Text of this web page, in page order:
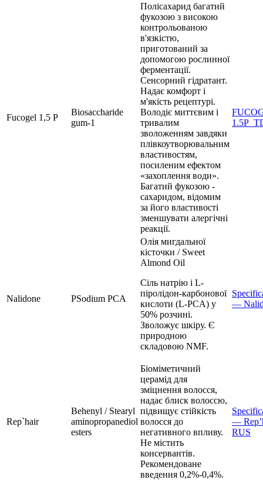
Fucogel 1,5 P
Biosaccharide
gum-1
Полісахарид багатий
фукозою з високою
контрольованою
в'язкістю,
приготований за
допомогою рослинної
ферментації.
Сенсорний гідратант.
Надає комфорт і
м'якість рецептурі.
Володіє миттєвим і
тривалим
зволоженням завдяки
плівкоутворювальним
властивостям,
посиленим ефектом
«захоплення води».
Багатий фукозою -
сахаридом, відомим
за його властивості
зменшувати алергічні
реакції.
Nalidone PSodium PCA
Олія мигдальної
кісточки / Sweet
Almond Oil
Сіль натрію і L-
піролідон-карбонової
кислоти (L-PCA) у
50% розчині.
Зволожує шкіру. Є
природною
складовою NMF.
—
Rep`hair
Behenyl / Stearyl
aminopropanediol
esters
Біоміметичний
церамід для
зміцнення волосся,
надає блиск волоссю,
підвищує стійкість
волосся до
негативного впливу.
Не містить
консервантів.
Рекомендоване
введення 0,2%-0,4%.
—
RUS